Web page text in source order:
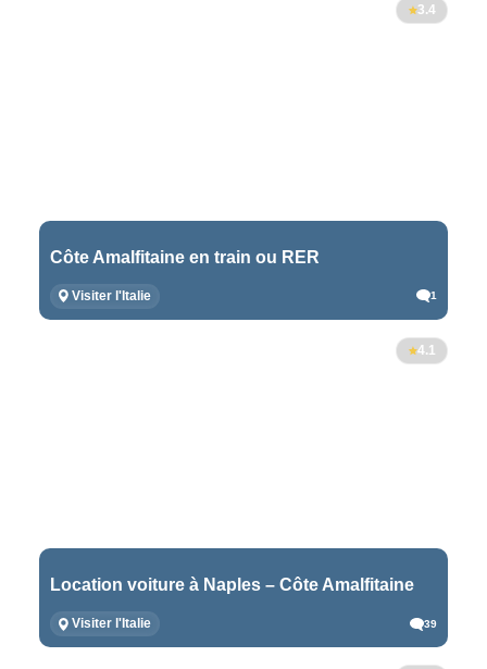
3.4
Côte Amalfitaine en train ou RER
Visiter l'Italie 1
4.1
Location voiture à Naples – Côte Amalfitaine
Visiter l'Italie 39